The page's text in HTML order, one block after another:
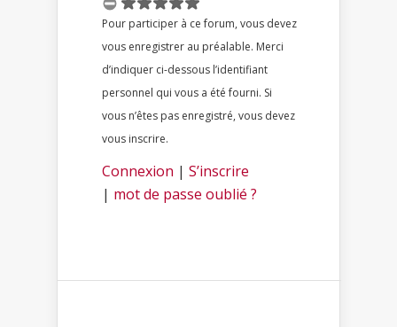
Pour participer à ce forum, vous devez
vous enregistrer au préalable. Merci
d’indiquer ci-dessous l’identifiant
personnel qui vous a été fourni. Si
vous n’êtes pas enregistré, vous devez
vous inscrire.
Connexion | S’inscrire
| mot de passe oublié ?